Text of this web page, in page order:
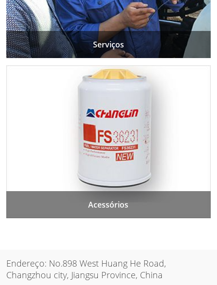
Serviços
Acessórios
Endereço: No.898 West Huang He Road,
Changzhou city, Jiangsu Province, China